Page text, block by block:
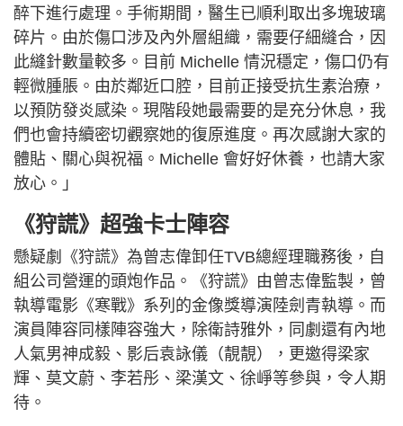
醉下進行處理。手術期間，醫生已順利取出多塊玻璃
碎片。由於傷口涉及內外層組織，需要仔細縫合，因
此縫針數量較多。目前 Michelle 情況穩定，傷口仍有
輕微腫脹。由於鄰近口腔，目前正接受抗生素治療，
以預防發炎感染。現階段她最需要的是充分休息，我
們也會持續密切觀察她的復原進度。再次感謝大家的
體貼、關心與祝福。Michelle 會好好休養，也請大家
放心。」
《狩謊》超強卡士陣容
懸疑劇《狩謊》為曾志偉卸任TVB總經理職務後，自
組公司營運的頭炮作品。《狩謊》由曾志偉監製，曾
執導電影《寒戰》系列的金像獎導演陸劍青執導。而
演員陣容同樣陣容強大，除衛詩雅外，同劇還有內地
人氣男神成毅、影后袁詠儀（靚靚），更邀得梁家
輝、莫文蔚、李若彤、梁漢文、徐崢等參與，令人期
待。